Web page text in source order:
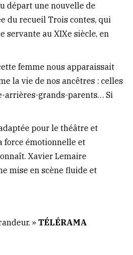
départ une nouvelle de
du recueil Trois contes, qui
servante au XIXe siècle, en
femme nous apparaissait
la vie de nos ancêtres : celles
arrières-grands-parents… Si
pour le théâtre et
force émotionnelle et
Xavier Lemaire
mise en scène fluide et
» TÉLÉRAMA